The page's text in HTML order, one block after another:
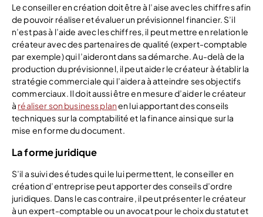
Le conseiller en création doit être à l’aise avec les chiffres afin
de pouvoir réaliser et évaluer un prévisionnel financier. S’il
n’est pas à l’aide avec les chiffres, il peut mettre en relation le
créateur avec des partenaires de qualité (expert-comptable
par exemple) qui l’aideront dans sa démarche. Au-delà de la
production du prévisionnel, il peut aider le créateur à établir la
stratégie commerciale qui l’aidera à atteindre ses objectifs
commerciaux. Il doit aussi être en mesure d’aider le créateur
à réaliser son business planen lui apportant des conseils
techniques sur la comptabilité et la finance ainsi que sur la
mise en forme du document.
La forme juridique
S’il a suivi des études qui le lui permettent, le conseiller en
création d’entreprise peut apporter des conseils d’ordre
juridiques. Dans le cas contraire, il peut présenter le créateur
à un expert-comptable ou un avocat pour le choix du statut et